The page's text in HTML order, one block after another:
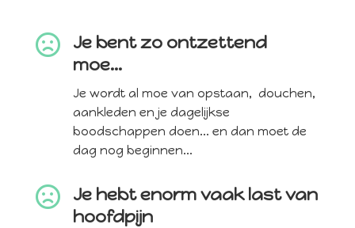

Je bent zo ontzettend
moe...
Je wordt al moe van opstaan, douchen,
aankleden en je dagelijkse
boodschappen doen... en dan moet de
dag nog beginnen...

Je hebt enorm vaak last van
hoofdpijn